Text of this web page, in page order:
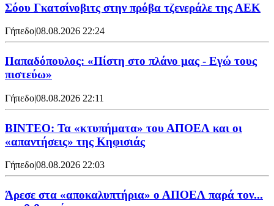
Σόου Γκατσίνοβιτς στην πρόβα τζενεράλε της ΑΕΚ
Γήπεδο|08.08.2026 22:24
Παπαδόπουλος: «Πίστη στο πλάνο μας - Εγώ τους
πιστεύω»
Γήπεδο|08.08.2026 22:11
ΒΙΝΤΕΟ: Τα «κτυπήματα» του ΑΠΟΕΛ και οι
«απαντήσεις» της Κηφισιάς
Γήπεδο|08.08.2026 22:03
Άρεσε στα «αποκαλυπτήρια» ο ΑΠΟΕΛ παρά τον...